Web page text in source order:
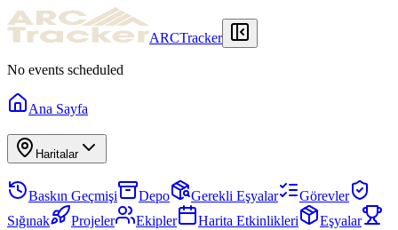
ARCTracker
No events scheduled
Ana Sayfa
Haritalar
Baskın Geçmişi Depo Gerekli Eşyalar
Görevler
Sığınak
Projeler Ekipler Harita Etkinlikleri
Eşyalar